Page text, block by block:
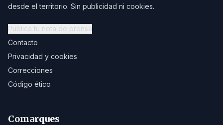
desde el territorio. Sin publicidad ni cookies.
Publica tu nota de prensa
Contacto
Privacidad y cookies
Correcciones
Código ético
Comarques